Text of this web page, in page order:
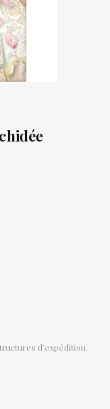
d’expédition.